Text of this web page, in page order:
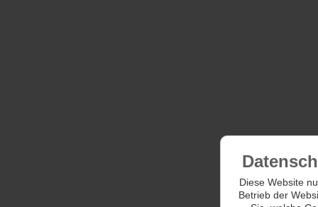
Diese Website
Betrieb der